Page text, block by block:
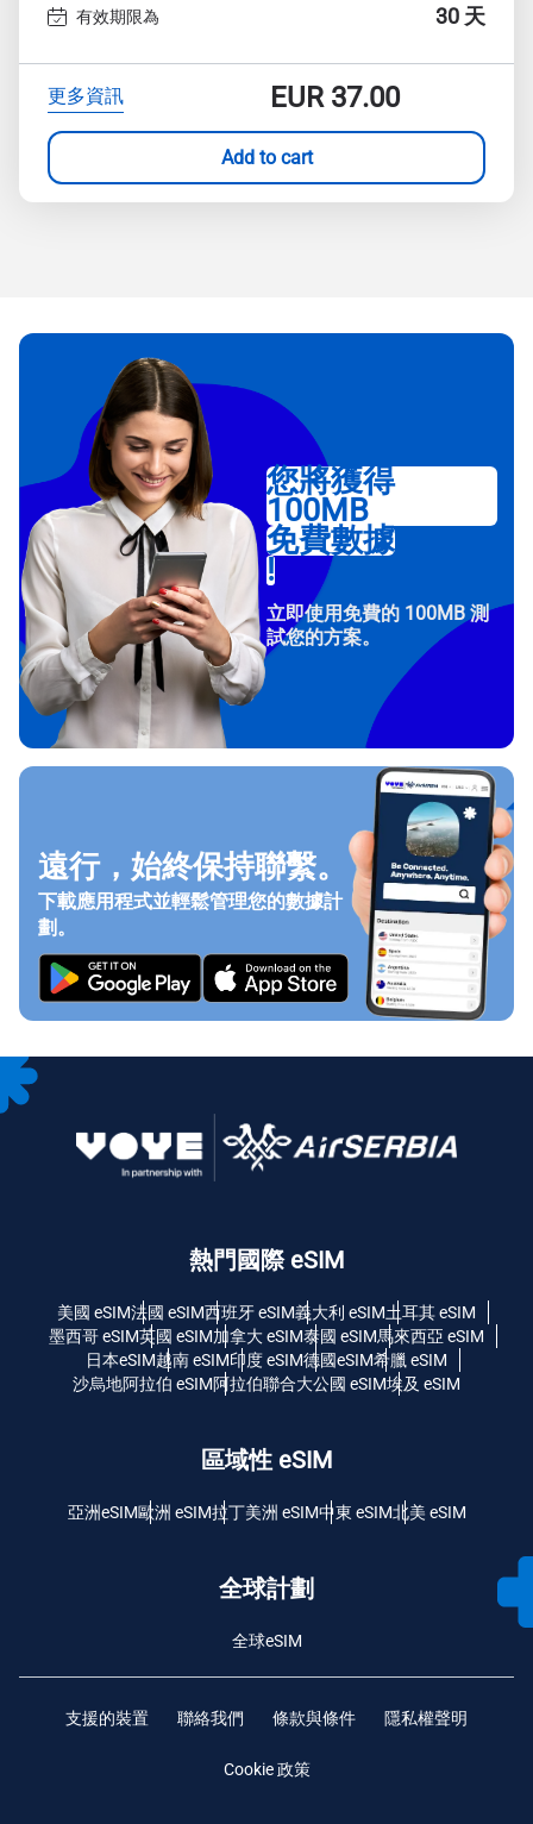
有效期限為 30 天
更多資訊 EUR37.00
Add to cart
您將獲得
100MB
免費數據
!
立即使用免費的 100MB 測
試您的方案。
遠行，始終保持聯繫。
下載應用程式並輕鬆管理您的數據計
劃。
熱門國際 eSIM
美國 eSIM法國 eSIM西班牙 eSIM義大利 eSIM土耳其 eSIM
墨西哥 eSIM英國 eSIM加拿大 eSIM泰國 eSIM馬來西亞 eSIM
日本eSIM越南 eSIM印度 eSIM德國eSIM希臘 eSIM
沙烏地阿拉伯 eSIM阿拉伯聯合大公國 eSIM埃及 eSIM
區域性 eSIM
亞洲eSIM歐洲 eSIM拉丁美洲 eSIM中東 eSIM北美 eSIM
全球計劃
全球eSIM
支援的裝置 聯絡我們 條款與條件 隱私權聲明
Cookie 政策